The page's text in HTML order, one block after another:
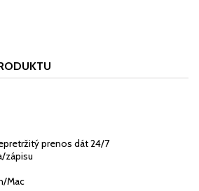
prenos dát 24/7
zápisu
Mac